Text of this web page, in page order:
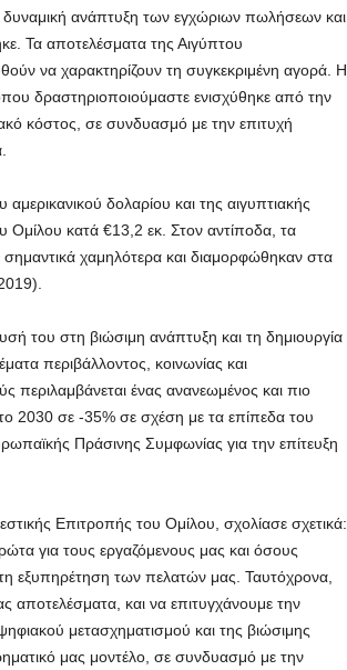
ανάπτυξη των εγχώριων πωλήσεων και
Τα αποτελέσματα της Αιγύπτου
να χαρακτηρίζουν τη συγκεκριμένη αγορά. Η
δραστηριοποιούμαστε ενισχύθηκε από την
κόστος, σε συνδυασμό με την επιτυχή
δολαρίου και της αιγυπτιακής
Ομίλου κατά €13,2 εκ. Στον αντίποδα, τα
σημαντικά χαμηλότερα και διαμορφώθηκαν στα
του στη βιώσιμη ανάπτυξη και τη δημιουργία
περιβάλλοντος, κοινωνίας και
περιλαμβάνεται ένας ανανεωμένος και πιο
2030 σε -35% σε σχέση με τα επίπεδα του
Πράσινης Συμφωνίας για την επίτευξη
Επιτροπής του Ομίλου, σχολίασε σχετικά:
για τους εργαζόμενους μας και όσους
εξυπηρέτηση των πελατών μας. Ταυτόχρονα,
και να επιτυγχάνουμε την
μετασχηματισμού και της βιώσιμης
μας μοντέλο, σε συνδυασμό με την